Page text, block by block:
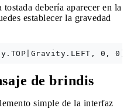
debería aparecer en la
establecer la gravedad
de brindis
simple de la interfaz